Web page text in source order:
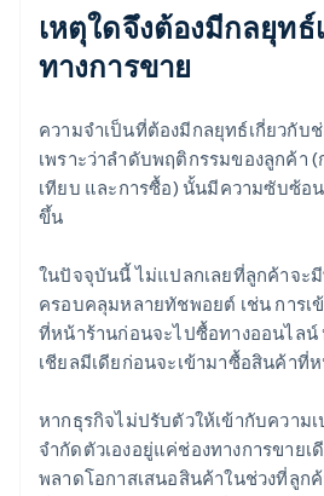
เหตุใดจึงต้องมีกลยุทธ์
ทางการขาย
ความจำเป็นที่ต้องมีกลยุทธ์เกี่ยวกับ
เพราะว่าลำดับพฤติกรรมของลูกค้า
เทียบ และการซื้อ) นั้นมีความซับซ้อ
ขึ้น
ในปัจจุบันนี้ ไม่แปลกเลยที่ลูกค้าจะ
ครอบคลุมหลายทัชพอยต์ เช่น การเ
ที่หน้าร้านก่อนจะไปซื้อทางออนไลน์
เชียลมีเดียก่อนจะเข้ามาซื้อสินค้าที่
หากธุรกิจไม่ปรับตัวให้เข้ากับความ
จำกัดตัวเองอยู่แค่ช่องทางการขายเ
พลาดโอกาสเสนอสินค้าในช่วงที่ลูก